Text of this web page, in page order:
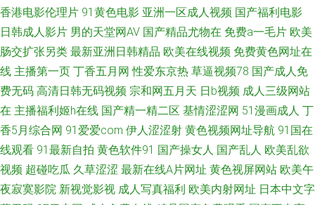
人一 91TV在线 免费人成视频播放 91成年人观看 免费人成三级在线网 97人
妻网 欧美拍拍视 99热超碰免费 欧美日韩人妻精品一区二区三区在线观看 草
草浮力影院线 少卡电影网 国产精品一卡 我和闺蜜 国产精品爆 AV撸撸网站
日韩中文字幕在线有码 国产熟女一区 香蕉视频 国产网站在线 午夜成人免费
香港电影伦理片 91黄色电影 亚洲一区成人视频 国产福利电影
日韩成人影片 男的天堂网AV 国产精品尤物在 免费a一毛片 欧美
肠交扩张另类 最新亚洲日韩精品 欧美在线视频 免费黄色网址在
线 主播第一页 丁香五月网 性爱东京热 草逼视频78 国产成人免
费无码 高清日韩无码视频 宗和网五月天 日b视频 成人三级网站
在 主播福利姬h在线 国产精一精二区 基情涩涩网 51漫画成人 丁
香5月综合网 91爱爱com 伊人涩涩射 黄色视频网址导航 91国在
线观看 91最新自拍 黄色软件91 国产操女人 国产乱人 欧美乱欲
视频 超碰吃瓜 久草涩涩 最新在线A片网址 黄色视屏网站 欧美午
夜寂寞影院 新视觉影视 成人写真福利 欧美内射网址 日本中文字